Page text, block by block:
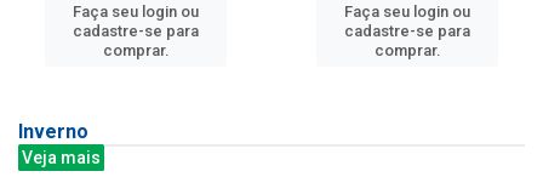
Faça seu login ou
cadastre-se para
comprar.
Faça seu login ou
cadastre-se para
comprar.
Inverno
Veja mais